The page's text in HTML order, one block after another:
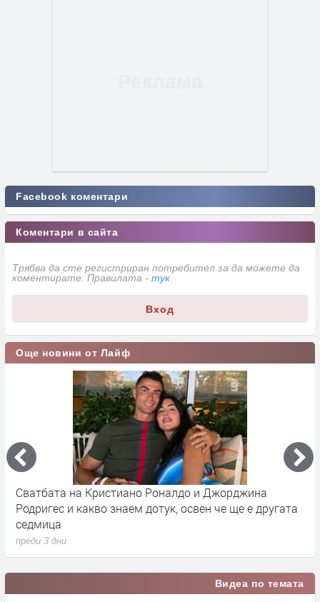
Facebook коментари
Коментари в сайта
Трябва да сте регистриран потребител за да можете да
коментирате. Правилата - тук
Вход
Още новини от Лайф
Сватбата на Кристиано Роналдо и Джорджина
Родригес и какво знаем дотук, освен че ще е другата
седмица
преди 3 дни
Видеа по темата